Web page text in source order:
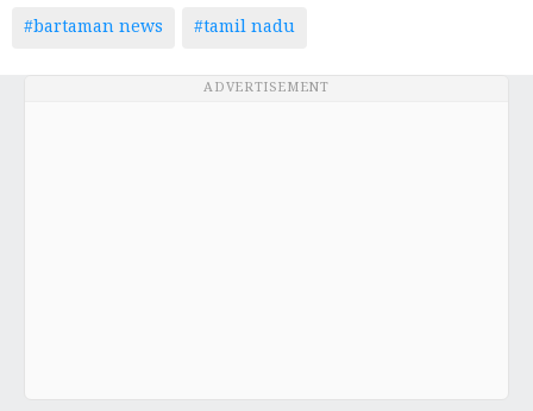
#bartaman news
#tamil nadu
ADVERTISEMENT